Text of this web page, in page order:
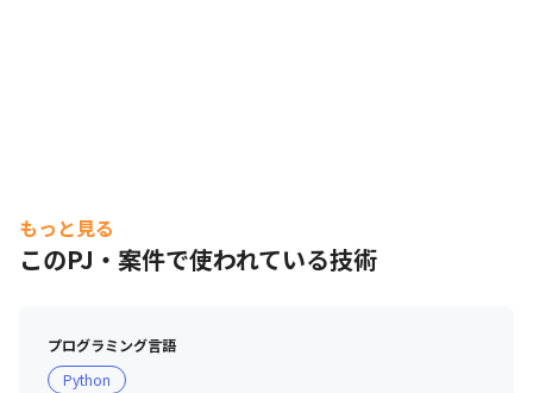
もっと見る
このPJ・案件で使われている技術
プログラミング言語
Python